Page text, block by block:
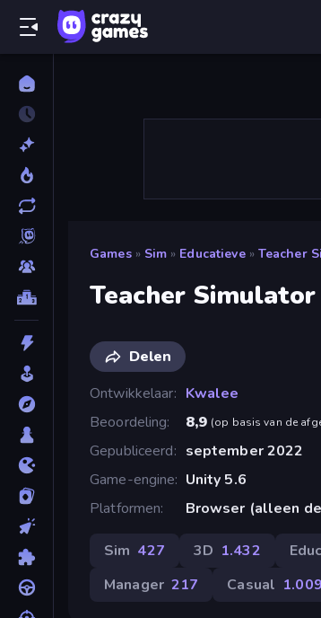
Games » Sim » Educatieve » Teacher
Teacher Simulator
Delen
Ontwikkelaar
Kwalee
Beoordeling
8,9 (op basis van de
Gepubliceerd
september 2022
Game-engine
Unity 5.6
Platformen
Browser (alleen
Sim 427 3D 1.432
Manager 217 Casual 1.009